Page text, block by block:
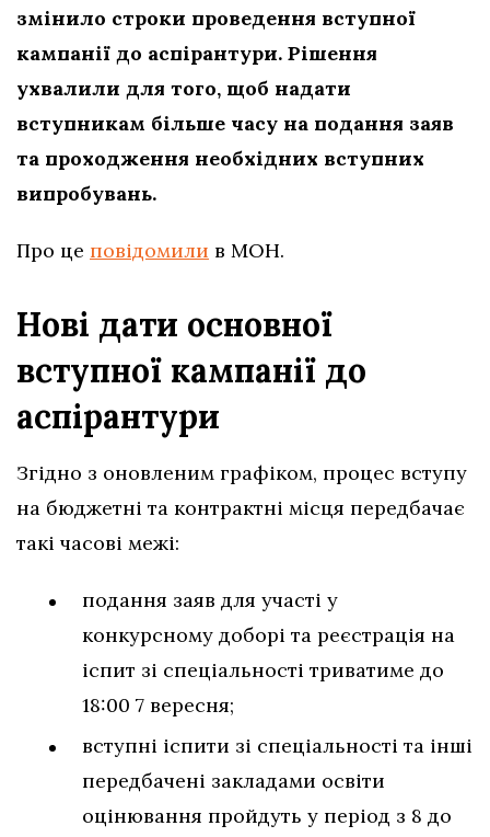
змінило строки проведення вступної
кампанії до аспірантури. Рішення
ухвалили для того, щоб надати
вступникам більше часу на подання заяв
та проходження необхідних вступних
випробувань.
Про це повідомили в МОН.
Нові дати основної
вступної кампанії до
аспірантури
Згідно з оновленим графіком, процес вступу
на бюджетні та контрактні місця передбачає
такі часові межі:
подання заяв для участі у
конкурсному доборі та реєстрація на
іспит зі спеціальності триватиме до
18:00 7 вересня;
вступні іспити зі спеціальності та інші
передбачені закладами освіти
оцінювання пройдуть у період з 8 до